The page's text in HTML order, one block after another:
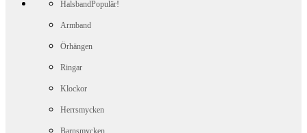
HalsbandPopulär!
Armband
Örhängen
Ringar
Klockor
Herrsmycken